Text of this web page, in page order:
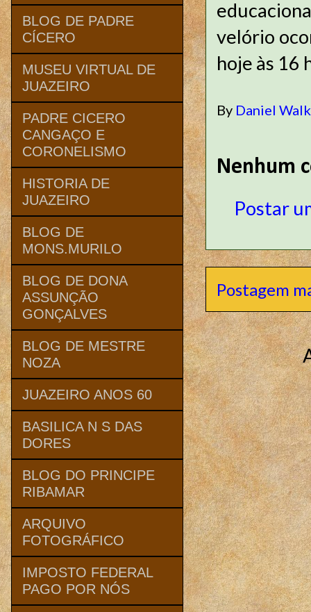
velório
hoje às 16
By Daniel
Nenhum
Postar
Postagem
BLOG DE PADRE
CÍCERO
MUSEU VIRTUAL DE
JUAZEIRO
PADRE CICERO
CANGAÇO E
CORONELISMO
HISTORIA DE
JUAZEIRO
BLOG DE
MONS.MURILO
BLOG DE DONA
ASSUNÇÃO
GONÇALVES
BLOG DE MESTRE
NOZA
JUAZEIRO ANOS 60
BASILICA N S DAS
DORES
BLOG DO PRINCIPE
RIBAMAR
ARQUIVO
FOTOGRÁFICO
IMPOSTO FEDERAL
PAGO POR NÓS